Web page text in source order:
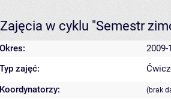
Zajęcia w cyklu "Semestr
Okres: 2009-
Typ zajęć:
Koordynatorzy:
(brak